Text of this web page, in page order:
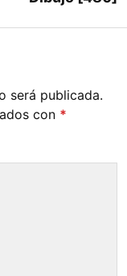
será publicada.
con *